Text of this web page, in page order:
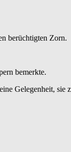
berüchtigten Zorn.
bemerkte.
Gelegenheit, sie